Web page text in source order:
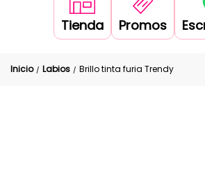
Tienda Promos
Inicio / Labios / Brillo tinta furia Trendy